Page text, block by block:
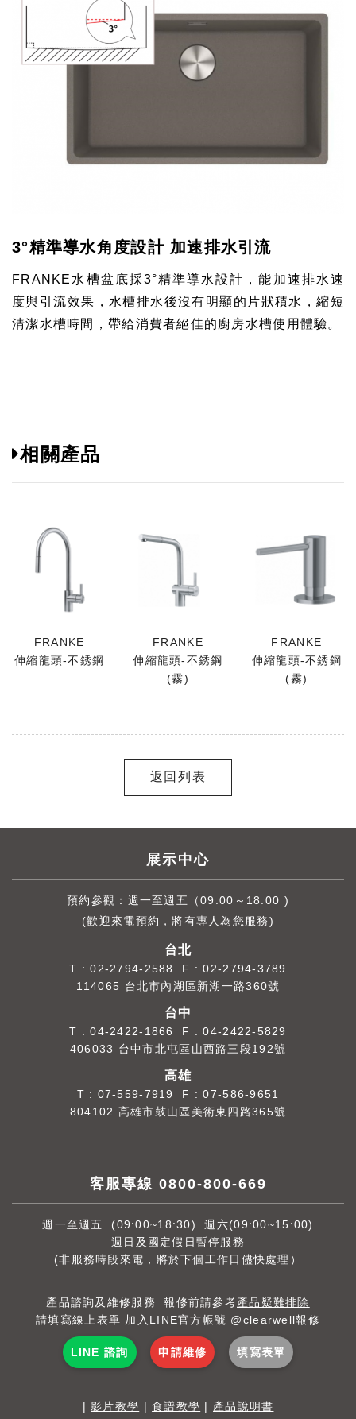
3°精準導水角度設計 加速排水引流
FRANKE水槽盆底採3°精準導水設計，能加速排水速
度與引流效果，水槽排水後沒有明顯的片狀積水，縮短
清潔水槽時間，帶給消費者絕佳的廚房水槽使用體驗。
相關產品
FRANKE
伸縮龍頭-不銹鋼
FRANKE
伸縮龍頭-不銹鋼
(霧)
FRANKE
伸縮龍頭-不銹鋼
(霧)
返回列表
展示中心
預約參觀：週一至週五（09:00～18:00 )
(歡迎來電預約，將有專人為您服務)
台北
T :02-2794-2588
F : 02-2794-3789
114065 台北市內湖區新湖一路360號
台中
T :04-2422-1866
F : 04-2422-5829
406033 台中市北屯區山西路三段192號
高雄
T : 07-559-7919
F : 07-586-9651
804102 高雄市鼓山區美術東四路365號
客服專線 0800-800-669
週一至週五 (09:00~18:30) 週六(09:00~15:00)
週日及國定假日暫停服務
(非服務時段來電，將於下個工作日儘快處理）
產品諮詢及維修服務 報修前請參考產品疑難排除
請填寫線上表單 加入LINE官方帳號 @clearwell報修
LINE 諮詢 申請維修 填寫表單
|影片教學 |食譜教學 | 產品說明書